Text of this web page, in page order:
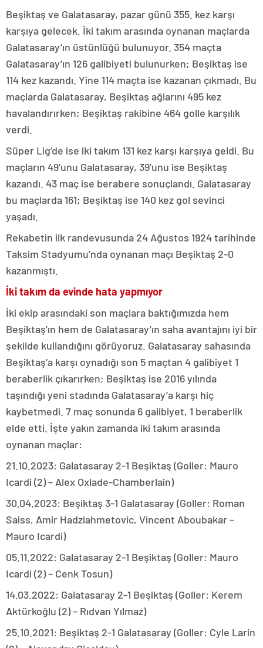
Beşiktaş ve Galatasaray, pazar günü 355. kez karşı
karşıya gelecek. İki takım arasında oynanan maçlarda
Galatasaray’ın üstünlüğü bulunuyor. 354 maçta
Galatasaray’ın 126 galibiyeti bulunurken; Beşiktaş ise
114 kez kazandı. Yine 114 maçta ise kazanan çıkmadı. Bu
maçlarda Galatasaray, Beşiktaş ağlarını 495 kez
havalandırırken; Beşiktaş rakibine 464 golle karşılık
verdi.
Süper Lig’de ise iki takım 131 kez karşı karşıya geldi. Bu
maçların 49’unu Galatasaray, 39’unu ise Beşiktaş
kazandı. 43 maç ise berabere sonuçlandı. Galatasaray
bu maçlarda 161; Beşiktaş ise 140 kez gol sevinci
yaşadı.
Rekabetin ilk randevusunda 24 Ağustos 1924 tarihinde
Taksim Stadyumu’nda oynanan maçı Beşiktaş 2-0
kazanmıştı.
İki takım da evinde hata yapmıyor
İki ekip arasındaki son maçlara baktığımızda hem
Beşiktaş’ın hem de Galatasaray’ın saha avantajını iyi bir
şekilde kullandığını görüyoruz. Galatasaray sahasında
Beşiktaş’a karşı oynadığı son 5 maçtan 4 galibiyet 1
beraberlik çıkarırken; Beşiktaş ise 2016 yılında
taşındığı yeni stadında Galatasaray’a karşı hiç
kaybetmedi. 7 maç sonunda 6 galibiyet, 1 beraberlik
elde etti. İşte yakın zamanda iki takım arasında
oynanan maçlar:
21.10.2023: Galatasaray 2-1 Beşiktaş (Goller: Mauro
Icardi (2) – Alex Oxlade-Chamberlain)
30.04.2023: Beşiktaş 3-1 Galatasaray (Goller: Roman
Saiss, Amir Hadziahmetovic, Vincent Aboubakar –
Mauro Icardi)
05.11.2022: Galatasaray 2-1 Beşiktaş (Goller: Mauro
Icardi (2) – Cenk Tosun)
14.03.2022: Galatasaray 2-1 Beşiktaş (Goller: Kerem
Aktürkoğlu (2) – Rıdvan Yılmaz)
25.10.2021: Beşiktaş 2-1 Galatasaray (Goller: Cyle Larin